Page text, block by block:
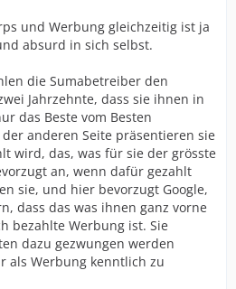
und Werbung gleichzeitig ist ja
absurd in sich selbst.
die Sumabetreiber den
Jahrzehnte, dass sie ihnen in
das Beste vom Besten
anderen Seite präsentieren sie
wird, das, was für sie der grösste
an, wenn dafür gezahlt
sie, und hier bevorzugt Google,
dass das was ihnen ganz vorne
bezahlte Werbung ist. Sie
dazu gezwungen werden
als Werbung kenntlich zu